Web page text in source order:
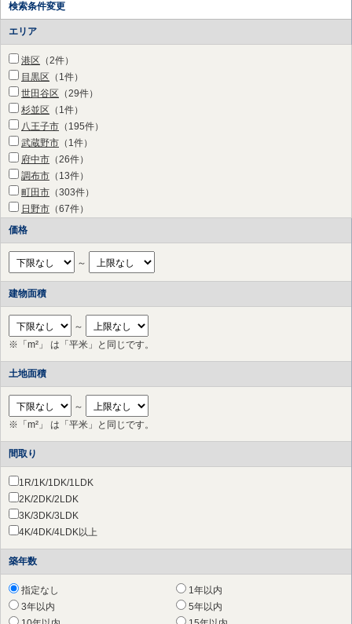
検索条件変更
エリア
港区 （2件）
目黒区 （1件）
世田谷区 （29件）
杉並区 （1件）
八王子市 （195件）
武蔵野市 （1件）
府中市 （26件）
調布市 （13件）
町田市 （303件）
日野市 （67件）
狛江市
多摩市（29件）
稲城市
（31件）
横浜市 鶴見区
（8件）
横浜市 神奈川区
横浜市 西区（7件）
横浜市 中区
（6件）
横浜市 南区（2件）
横浜市 港北区
横浜市 戸塚区（4件）
横浜市 港南区（1件）
横浜市 旭区（30件）
横浜市 緑区（43件）
横浜市 瀬谷区
横浜市 青葉区（105件）
横浜市 都筑区
川崎市 川崎区
川崎市 幸区 （2件）
川崎市 中原区
川崎市 多摩区
川崎市 宮前区
川崎市 麻生区
価格
～
建物面積
～
※「m²」 は「平米」と同じです。
土地面積
～
※「m²」 は「平米」と同じです。
間取り
1R/1K/1DK/1LDK
2K/2DK/2LDK
3K/3DK/3LDK
4K/4DK/4LDK以上
築年数
指定なし
1年以内
3年以内
5年以内